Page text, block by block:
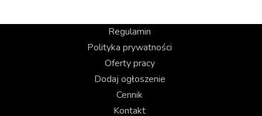
Regulamin
Polityka prywatności
Oferty pracy
Dodaj ogłoszenie
Cennik
Kontakt